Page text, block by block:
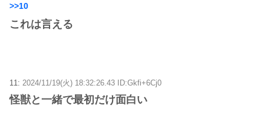
>>10
これは言える
11: 2024/11/19(火) 18:32:26.43 ID:Gkfi+6Cj0
怪獣と一緒で最初だけ面白い